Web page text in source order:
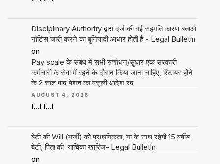
Disciplinary Authority द्वारा दर्ज की गई सहमति कारण बताओ
नोटिस जारी करने का बुनियादी आधार होती है - Legal Bulletin
on
Pay scale के संबंध में सभी संशोधन/सुधार एक सरकारी
कर्मचारी के सेवा में रहने के दौरान किया जाना चाहिए, रिटायर होने
के 2 साल बाद पेंशन का वसूली आदेश रद
AUGUST 4, 2026
[…] […]
बेटी की Will (मर्जी) को प्राथमिकता, मां के साथ रहेगी 15 वर्षीय
बेटी, पिता की याचिका खारिज- Legal Bulletin
on